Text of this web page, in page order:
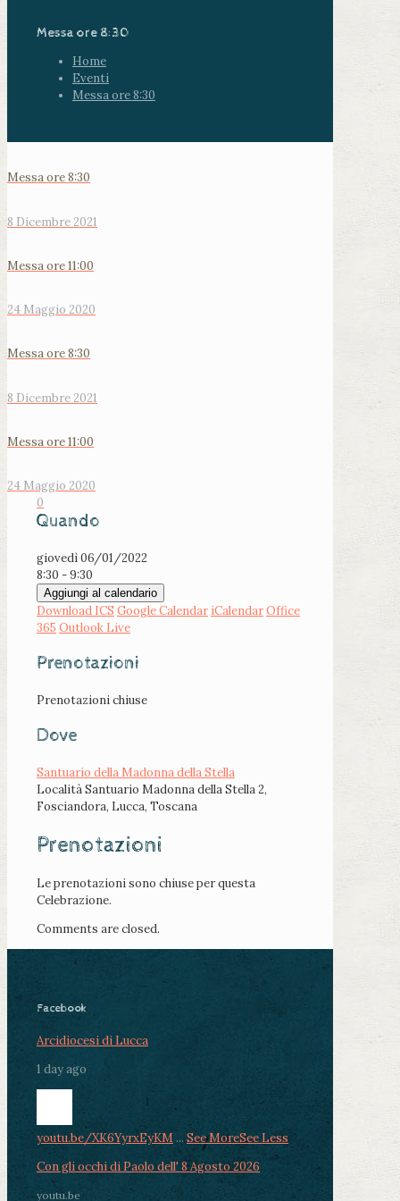
Messa ore 8:30
Home
Eventi
Messa ore 8:30
Messa ore 8:30
8 Dicembre 2021
Messa ore 11:00
24 Maggio 2020
Messa ore 8:30
8 Dicembre 2021
Messa ore 11:00
24 Maggio 2020
0
Quando
giovedì 06/01/2022
8:30 - 9:30
Aggiungi al calendario
Download ICS Google Calendar iCalendarOffice
365 Outlook Live
Prenotazioni
Prenotazioni chiuse
Dove
Santuario della Madonna della Stella
Località Santuario Madonna della Stella 2,
Fosciandora, Lucca, Toscana
Prenotazioni
Le prenotazioni sono chiuse per questa
Celebrazione.
Comments are closed.
Facebook
Arcidiocesi di Lucca
1 day ago
youtu.be/XK6YyrxEyKM ... See MoreSee Less
Con gli occhi di Paolo dell' 8 Agosto 2026
youtu.be